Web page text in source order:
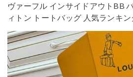
ヴァーフル インサイドアウトBB
ィトン トートバッグ 人気ランキン